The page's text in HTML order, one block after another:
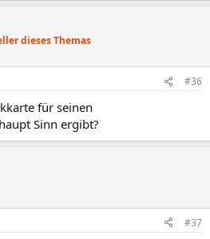
dieses Themas
#36
für seinen
Sinn ergibt?
#37